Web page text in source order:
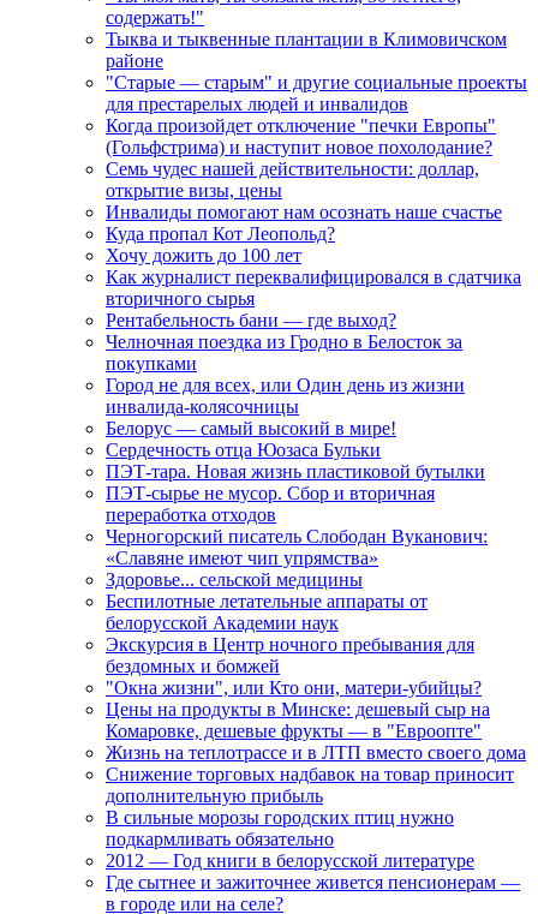
содержать!"
Тыква и тыквенные плантации в Климовичском
районе
"Старые — старым" и другие социальные проекты
для престарелых людей и инвалидов
Когда произойдет отключение "печки Европы"
(Гольфстрима) и наступит новое похолодание?
Семь чудес нашей действительности: доллар,
открытие визы, цены
Инвалиды помогают нам осознать наше счастье
Куда пропал Кот Леопольд?
Хочу дожить до 100 лет
Как журналист переквалифицировался в сдатчика
вторичного сырья
Рентабельность бани — где выход?
Челночная поездка из Гродно в Белосток за
покупками
Город не для всех, или Один день из жизни
инвалида-колясочницы
Белорус — самый высокий в мире!
Сердечность отца Юозаса Бульки
ПЭТ-тара. Новая жизнь пластиковой бутылки
ПЭТ-сырье не мусор. Сбор и вторичная
переработка отходов
Черногорский писатель Слободан Вуканович:
«Славяне имеют чип упрямства»
Здоровье... сельской медицины
Беспилотные летательные аппараты от
белорусской Академии наук
Экскурсия в Центр ночного пребывания для
бездомных и бомжей
"Окна жизни", или Кто они, матери-убийцы?
Цены на продукты в Минске: дешевый сыр на
Комаровке, дешевые фрукты — в "Евроопте"
Жизнь на теплотрассе и в ЛТП вместо своего дома
Снижение торговых надбавок на товар приносит
дополнительную прибыль
В сильные морозы городских птиц нужно
подкармливать обязательно
2012 — Год книги в белорусской литературе
Где сытнее и зажиточнее живется пенсионерам —
в городе или на селе?